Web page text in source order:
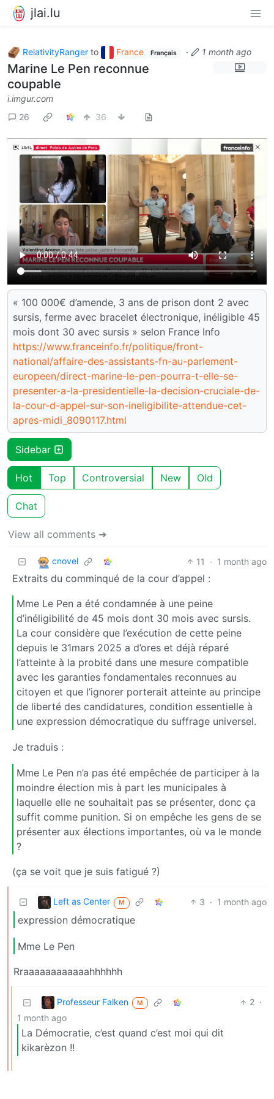
jlai.lu
RelativityRanger to France Français · 1 month ago
Marine Le Pen reconnue
coupable
i.imgur.com
26
36
« 100 000€ d’amende, 3 ans de prison dont 2 avec
sursis, ferme avec bracelet électronique, inéligible 45
mois dont 30 avec sursis » selon France Info
https://www.franceinfo.fr/politique/front-
national/affaire-des-assistants-fn-au-parlement-
europeen/direct-marine-le-pen-pourra-t-elle-se-
presenter-a-la-presidentielle-la-decision-cruciale-de-
la-cour-d-appel-sur-son-ineligibilite-attendue-cet-
apres-midi_8090117.html
Sidebar
Hot Top Controversial New Old
Chat
View all comments ➔
cnovel 11 · 1 month ago
Extraits du comminqué de la cour d’appel :
Mme Le Pen a été condamnée à une peine
d’inéligibilité de 45 mois dont 30 mois avec sursis.
La cour considère que l’exécution de cette peine
depuis le 31mars 2025 a d’ores et déjà réparé
l’atteinte à la probité dans une mesure compatible
avec les garanties fondamentales reconnues au
citoyen et que l’ignorer porterait atteinte au principe
de liberté des candidatures, condition essentielle à
une expression démocratique du suffrage universel.
Je traduis :
Mme Le Pen n’a pas été empêchée de participer à la
moindre élection mis à part les municipales à
laquelle elle ne souhaitait pas se présenter, donc ça
suffit comme punition. Si on empêche les gens de se
présenter aux élections importantes, où va le monde
?
(ça se voit que je suis fatigué ?)
Left as Center M 3 · 1 month ago
expression démocratique
Mme Le Pen
Rraaaaaaaaaaaahhhhhh
Professeur Falken M 2 ·
1 month ago
La Démocratie, c’est quand c’est moi qui dit
kikarèzon !!